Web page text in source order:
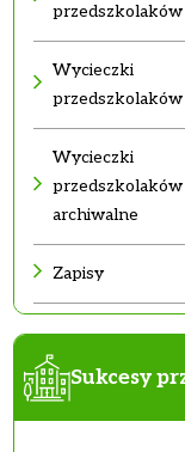
Sukcesy
przedszkolaków
Wycieczki
przedszkolaków
Wycieczki
przedszkolaków
archiwalne
Zapisy